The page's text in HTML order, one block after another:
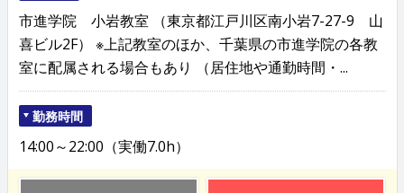
市進学院 小岩教室 （東京都江戸川区南小岩7-27-9 山
喜ビル2F） ※上記教室のほか、千葉県の市進学院の各教
室に配属される場合もあり （居住地や通勤時間・...
勤務時間
14:00～22:00（実働7.0h）